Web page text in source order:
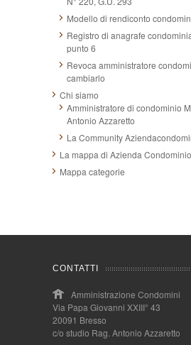
Modello di rendiconto
Registro di anagrafe
punto 6
Revoca amministratore
cambiarlo
Chi siamo
Amministratore di condominio
Antonio Azzaretto
La Community
La mappa di Azienda Condominio
Mappa categorie
CONTATTI
Amministrazione Condomini
Via Papa Giovanni XXIII° 43
20091 Bresso
c/o studio Rag. Antonio Azzaretto